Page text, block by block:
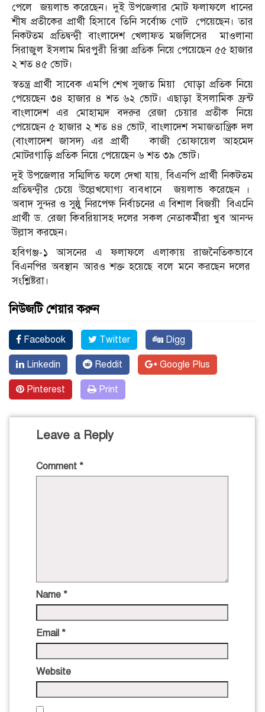
পেলে জয়লাভ করেছেন। দুই উপজেলার মোট ফলাফলে ধানের
শীষ প্রতীকের প্রার্থী হিসাবে তিনি সর্বোচ্চ ণোট পেয়েছেন। তার
নিকটতম প্রতিদ্বন্দ্বী বাংলাদেশ খেলাফত মজলিসের মাওলানা
সিরাজুল ইসলাম মিরপুরী রিক্সা প্রতিক নিয়ে পেয়েছেন ৫৫ হাজার
২ শত ৪৫ ভোট।
স্বতন্ত্র প্রার্থী সাবেক এমপি শেখ সুজাত মিয়া ঘোড়া প্রতিক নিয়ে
পেয়েছেন ৩৪ হাজার ৪ শত ৬২ ভোট। এছাড়া ইসলামিক ফ্রন্ট
বাংলাদেশ এর মোহাম্মদ বদরুর রেজা চেয়ার প্রতীক নিয়ে
পেয়েছেন ৫ হাজার ২ শত ৪৪ ভোট, বাংলাদেশ সমাজতান্ত্রিক দল
(বাংলাদেশ জাসদ) এর প্রার্থী কাজী তোফায়েল আহমেদ
মোটরগাড়ি প্রতিক নিয়ে পেয়েছেন ৬ শত ৩৯ ভোট।
দুই উপজেলার সম্মিলিত ফলে দেখা যায়, বিএনপি প্রার্থী নিকটতম
প্রতিদ্বন্দ্বীর চেয়ে উল্লেখযোগ্য ব্যবধানে জয়লাভ করেছেন ।
অবাদ সুন্দর ও সুষ্ঠু নিরপেক্ষ নির্বাচনের এ বিশাল বিজয়ী বিএনেি
প্রার্থী ড. রেজা কিবরিয়াসহ দলের সকল নেতাকর্মীরা খুব আনন্দ
উল্লাস করছেন।
হবিগঞ্জ-১ আসনের এ ফলাফলে এলাকায় রাজনৈতিকভাবে
বিএনপির অবস্থান আরও শক্ত হয়েছে বলে মনে করছেন দলের
সংশ্লিষ্টরা।
নিউজটি শেয়ার করুন
Facebook Twitter Digg
Linkedin Reddit Google Plus
Pinterest Print
Leave a Reply
Comment *
Name *
Email *
Website